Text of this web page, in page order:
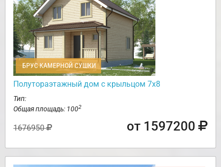
БРУС КАМЕРНОЙ СУШКИ
Полутораэтажный дом с крыльцом 7х8
Тип:
Общая площадь: 1002
1676950 от 1597200